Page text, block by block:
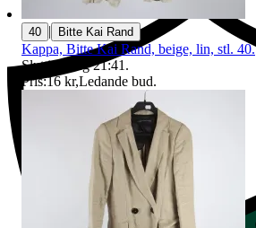
40 | Bitte Kai Rand
Kappa, Bitte Kai Rand, beige, lin, stl. 40.
Sluttid 9 aug 21:41 .
Pris:16 kr,Ledande bud.